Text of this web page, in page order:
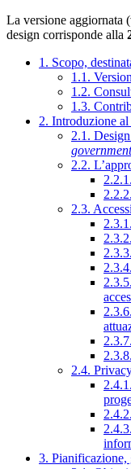
La versione aggiornata
design corrisponde alla
1. Scopo,
1.1.
1.2.
1.3.
2. Introduzione
2.1.
government
2.2.
2.3.
2.4.
3. Pianificazione,